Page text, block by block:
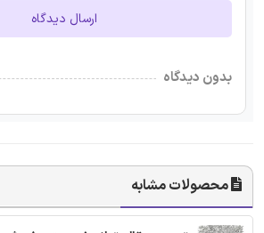
ارسال دیدگاه
بدون دیدگاه
محصولات مشابه